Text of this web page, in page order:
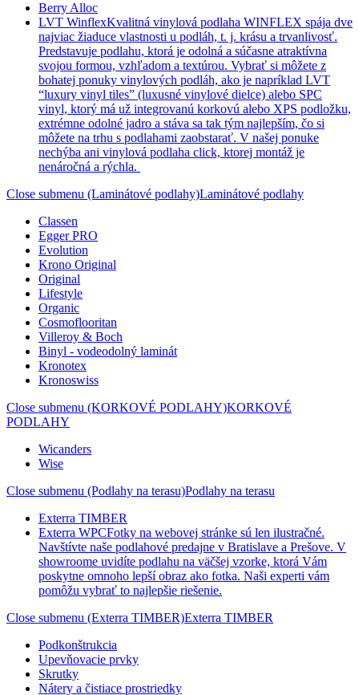
Berry Alloc
LVT WinflexKvalitná vinylová podlaha WINFLEX spája dve
najviac žiaduce vlastnosti u podláh, t. j. krásu a trvanlivosť.
Predstavuje podlahu, ktorá je odolná a súčasne atraktívna
svojou formou, vzhľadom a textúrou. Vybrať si môžete z
bohatej ponuky vinylových podláh, ako je napríklad LVT
“luxury vinyl tiles” (luxusné vinylové dielce) alebo SPC
vinyl, ktorý má už integrovanú korkovú alebo XPS podložku,
extrémne odolné jadro a stáva sa tak tým najlepším, čo si
môžete na trhu s podlahami zaobstarať. V našej ponuke
nechýba ani vinylová podlaha click, ktorej montáž je
nenáročná a rýchla.
Close submenu (Laminátové podlahy)Laminátové podlahy
Classen
Egger PRO
Evolution
Krono Original
Original
Lifestyle
Organic
Cosmoflooritan
Villeroy & Boch
Binyl - vodeodolný laminát
Kronotex
Kronoswiss
Close submenu (KORKOVÉ PODLAHY)KORKOVÉ
PODLAHY
Wicanders
Wise
Close submenu (Podlahy na terasu)Podlahy na terasu
Exterra TIMBER
Exterra WPCFotky na webovej stránke sú len ilustračné.
Navštívte naše podlahové predajne v Bratislave a Prešove. V
showroome uvidíte podlahu na väčšej vzorke, ktorá Vám
poskytne omnoho lepší obraz ako fotka. Naši experti vám
pomôžu vybrať to najlepšie riešenie.
Close submenu (Exterra TIMBER)Exterra TIMBER
Podkonštrukcia
Upevňovacie prvky
Skrutky
Nátery a čistiace prostriedky